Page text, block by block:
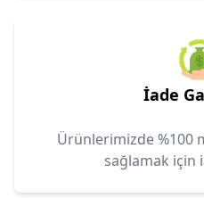
İade
Ürünlerimizde %100
sağlamak için